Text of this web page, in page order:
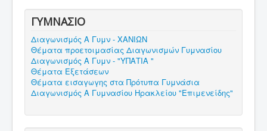
ΓΥΜΝΑΣΙΟ
Διαγωνισμός Α Γυμν - ΧΑΝΙΩΝ
Θέματα προετοιμασίας Διαγωνισμών Γυμνασίου
Διαγωνισμός Α Γυμν - "ΥΠΑΤΙΑ "
Θέματα Εξετάσεων
Θέματα εισαγωγης στα Πρότυπα Γυμνάσια
Διαγωνισμός Α Γυμνασίου Ηρακλείου "Επιμενείδης"